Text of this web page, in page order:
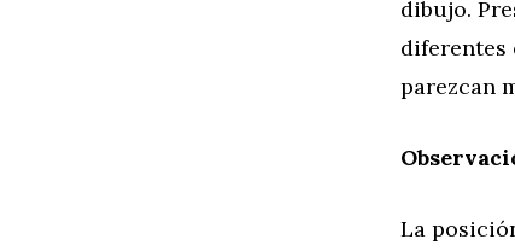
dibujo.
diferentes
parezcan
La